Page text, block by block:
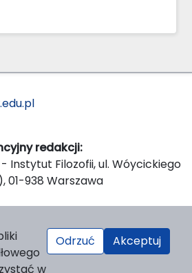
redakcji:
- Instytut Filozofii, ul. Wóycickiego
01-938 Warszawa
UKSW, ul. Dewajtis 5, domek
w
Odrzuć Akceptuj